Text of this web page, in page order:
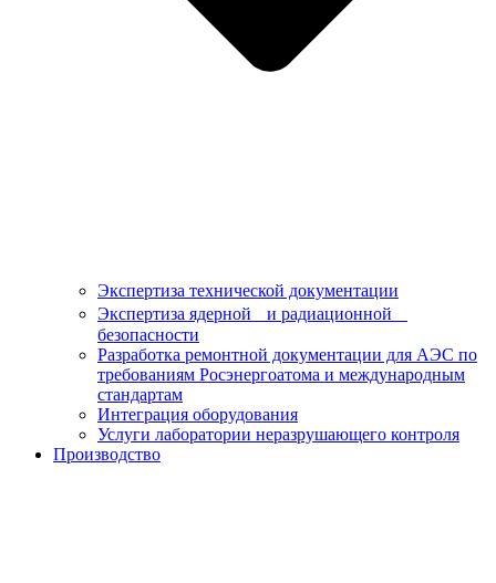
Экспертиза технической документации
Экспертиза ядерной и радиационной
безопасности
Разработка ремонтной документации для АЭС по
требованиям Росэнергоатома и международным
стандартам
Интеграция оборудования
Услуги лаборатории неразрушающего контроля
Производство